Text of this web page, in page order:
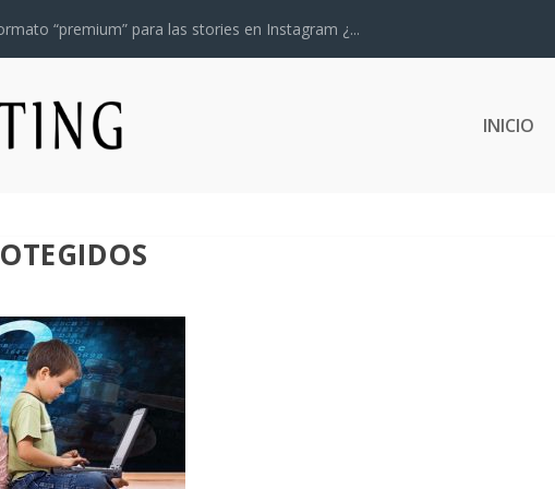
“premium” para las stories en Instagram ¿...
INICIO